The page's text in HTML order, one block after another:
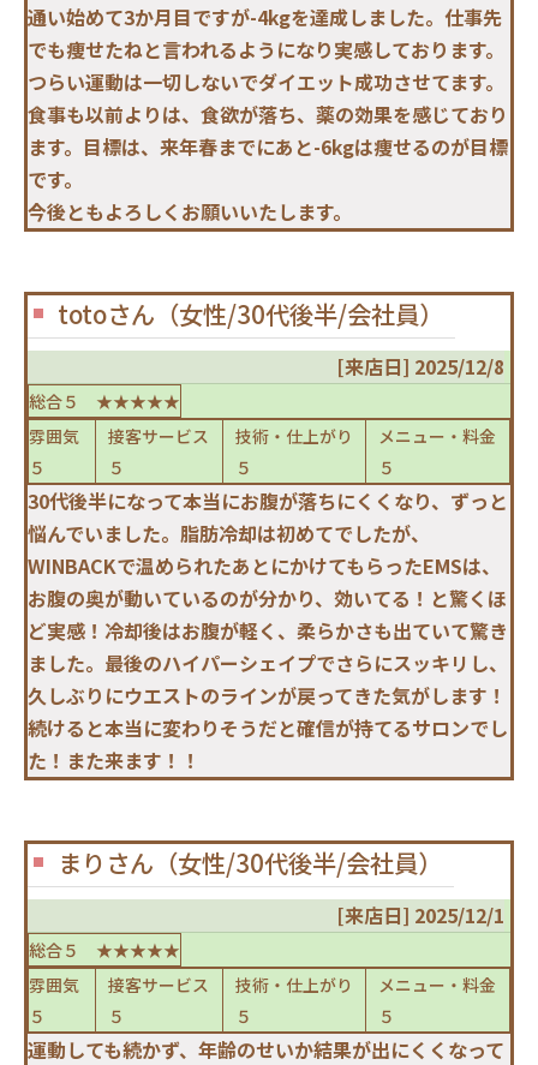
通い始めて3か月目ですが-4kgを達成しました。仕事先
でも痩せたねと言われるようになり実感しております。
つらい運動は一切しないでダイエット成功させてます。
食事も以前よりは、食欲が落ち、薬の効果を感じており
ます。目標は、来年春までにあと-6kgは痩せるのが目標
です。
今後ともよろしくお願いいたします。
totoさん（女性/30代後半/会社員）
[来店日] 2025/12/8
総合５ ★★★★★
雰囲気
５
接客サービス
５
技術・仕上がり
５
メニュー・料金
５
30代後半になって本当にお腹が落ちにくくなり、ずっと
悩んでいました。脂肪冷却は初めてでしたが、
WINBACKで温められたあとにかけてもらったEMSは、
お腹の奥が動いているのが分かり、効いてる！と驚くほ
ど実感！冷却後はお腹が軽く、柔らかさも出ていて驚き
ました。最後のハイパーシェイプでさらにスッキリし、
久しぶりにウエストのラインが戻ってきた気がします！
続けると本当に変わりそうだと確信が持てるサロンでし
た！また来ます！！
まりさん（女性/30代後半/会社員）
[来店日] 2025/12/1
総合５ ★★★★★
雰囲気
５
接客サービス
５
技術・仕上がり
５
メニュー・料金
５
運動しても続かず、年齢のせいか結果が出にくくなって